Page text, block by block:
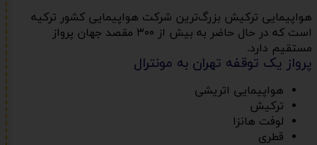
هواپیمایی ترکیش بزرگ‌ترین شرکت هواپیمایی کشور ترکیه
است که در حال حاضر به بیش از ۳۰۰ مقصد جهان پرواز
مستقیم دارد.
پرواز یک توقفه تهران به مونترال
هواپیمایی اتریشی
ترکیش
لوفت هانزا
قطری